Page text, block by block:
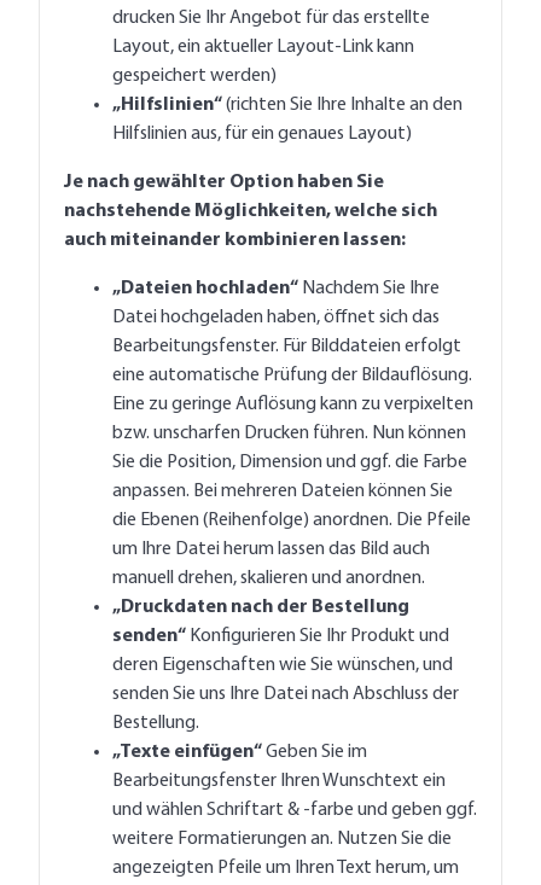
drucken Sie Ihr Angebot für das erstellte
Layout, ein aktueller Layout-Link kann
gespeichert werden)
„Hilfslinien“(richten Sie Ihre Inhalte an den
Hilfslinien aus, für ein genaues Layout)
Je nach gewählter Option haben Sie
nachstehende Möglichkeiten, welche sich
auch miteinander kombinieren lassen:
„Dateien hochladen“ Nachdem Sie Ihre
Datei hochgeladen haben, öffnet sich das
Bearbeitungsfenster. Für Bilddateien erfolgt
eine automatische Prüfung der Bildauflösung.
Eine zu geringe Auflösung kann zu verpixelten
bzw. unscharfen Drucken führen. Nun können
Sie die Position, Dimension und ggf. die Farbe
anpassen. Bei mehreren Dateien können Sie
die Ebenen (Reihenfolge) anordnen. Die Pfeile
um Ihre Datei herum lassen das Bild auch
manuell drehen, skalieren und anordnen.
„Druckdaten nach der Bestellung
senden“ Konfigurieren Sie Ihr Produkt und
deren Eigenschaften wie Sie wünschen, und
senden Sie uns Ihre Datei nach Abschluss der
Bestellung.
„Texte einfügen“Geben Sie im
Bearbeitungsfenster Ihren Wunschtext ein
und wählen Schriftart & -farbe und geben ggf.
weitere Formatierungen an. Nutzen Sie die
angezeigten Pfeile um Ihren Text herum, um